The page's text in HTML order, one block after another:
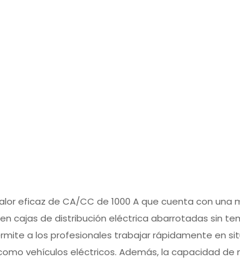
eficaz de CA/CC de 1000 A que cuenta con
cajas de distribución eléctrica abarrotadas sin
a los profesionales trabajar rápidamente en
vehículos eléctricos. Además, la capacidad